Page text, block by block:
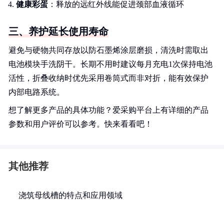
健康彩蛋 ：释放的远红外线能促进颈部血液循环
三、养护延长使用寿命
避免与硬物共同存放以防石墨烯涂层磨损，清洗时需取出
电池模块手洗阴干。长期不用时建议每月充电1次保持电池
活性，折叠收纳时优先采用卷筒式而非对折，能有效保护
内部电路系统。
想了解更多产品的具体功能？爱采购平台上有详细的产品
参数和用户评价可以参考。快来看看吧！
其他推荐
浇筑母线槽的特点和应用领域